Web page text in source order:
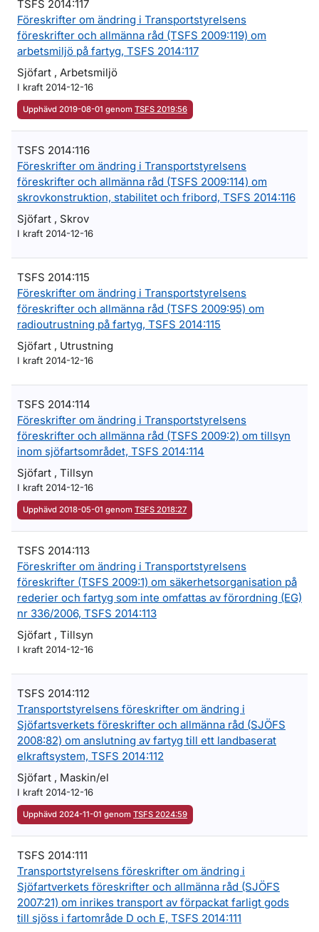
TSFS 2014:117
Föreskrifter om ändring i Transportstyrelsens
föreskrifter och allmänna råd (TSFS 2009:119) om
arbetsmiljö på fartyg, TSFS 2014:117
Sjöfart , Arbetsmiljö
I kraft 2014-12-16
Upphävd 2019-08-01 genom TSFS 2019:56
TSFS 2014:116
Föreskrifter om ändring i Transportstyrelsens
föreskrifter och allmänna råd (TSFS 2009:114) om
skrovkonstruktion, stabilitet och fribord, TSFS 2014:116
Sjöfart , Skrov
I kraft 2014-12-16
TSFS 2014:115
Föreskrifter om ändring i Transportstyrelsens
föreskrifter och allmänna råd (TSFS 2009:95) om
radioutrustning på fartyg, TSFS 2014:115
Sjöfart , Utrustning
I kraft 2014-12-16
TSFS 2014:114
Föreskrifter om ändring i Transportstyrelsens
föreskrifter och allmänna råd (TSFS 2009:2) om tillsyn
inom sjöfartsområdet, TSFS 2014:114
Sjöfart , Tillsyn
I kraft 2014-12-16
Upphävd 2018-05-01 genom TSFS 2018:27
TSFS 2014:113
Föreskrifter om ändring i Transportstyrelsens
föreskrifter (TSFS 2009:1) om säkerhetsorganisation på
rederier och fartyg som inte omfattas av förordning (EG)
nr 336/2006, TSFS 2014:113
Sjöfart , Tillsyn
I kraft 2014-12-16
TSFS 2014:112
Transportstyrelsens föreskrifter om ändring i
Sjöfartsverkets föreskrifter och allmänna råd (SJÖFS
2008:82) om anslutning av fartyg till ett landbaserat
elkraftsystem, TSFS 2014:112
Sjöfart , Maskin/el
I kraft 2014-12-16
Upphävd 2024-11-01 genom TSFS 2024:59
TSFS 2014:111
Transportstyrelsens föreskrifter om ändring i
Sjöfartverkets föreskrifter och allmänna råd (SJÖFS
2007:21) om inrikes transport av förpackat farligt gods
till sjöss i fartområde D och E, TSFS 2014:111